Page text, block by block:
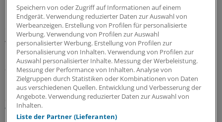
In der 62. Folge des Geldtipp-Podcasts stellt sich der
neue Fuchs, Stefan Ziermann, vor. Pferdchen und Fuchs
erinnern sich an Erfolg und Misserfolg ihrer
Anlageentscheidungen und welche Konsequenzen und
Lehren sie daraus gezogen haben.
28.07.2026
Geldtipp-Podcast Pferdchen trifft Fuchs
Wie sich nachhaltige Geldanlage verändert hat
Speichern von oder Zugriff auf Informationen auf einem
Endgerät. Verwendung reduzierter Daten zur Auswahl von
Werbeanzeigen. Erstellung von Profilen für personalisierte
Werbung. Verwendung von Profilen zur Auswahl
personalisierter Werbung. Erstellung von Profilen zur
Personalisierung von Inhalten. Verwendung von Profilen zur
Auswahl personalisierter Inhalte. Messung der Werbeleistung.
Messung der Performance von Inhalten. Analyse von
Zielgruppen durch Statistiken oder Kombinationen von Daten
aus verschiedenen Quellen. Entwicklung und Verbesserung der
Angebote. Verwendung reduzierter Daten zur Auswahl von
Inhalten.
Liste der Partner (Lieferanten)